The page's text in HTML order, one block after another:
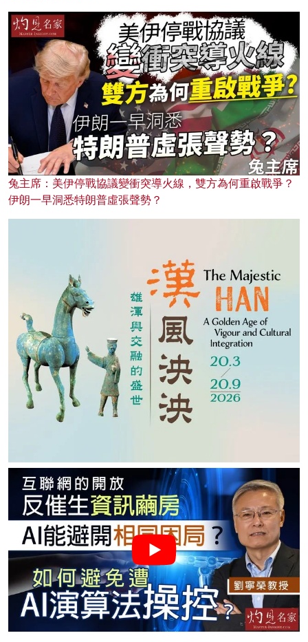
兔主席：美伊停戰協議變衝突導火線，雙方為何重啟戰爭？
伊朗一早洞悉特朗普虛張聲勢？